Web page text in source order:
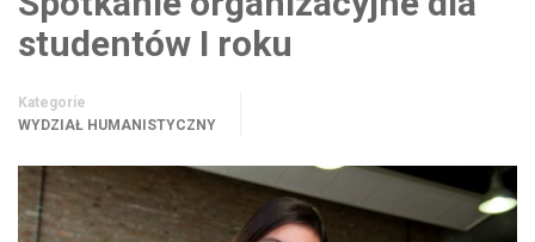
studentów I roku
Kategorie
WYDZIAŁ HUMANISTYCZNY